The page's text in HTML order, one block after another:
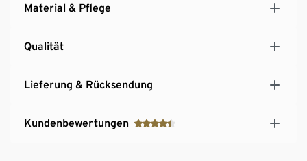
Material & Pflege
Qualität
Lieferung & Rücksendung
Kundenbewertungen